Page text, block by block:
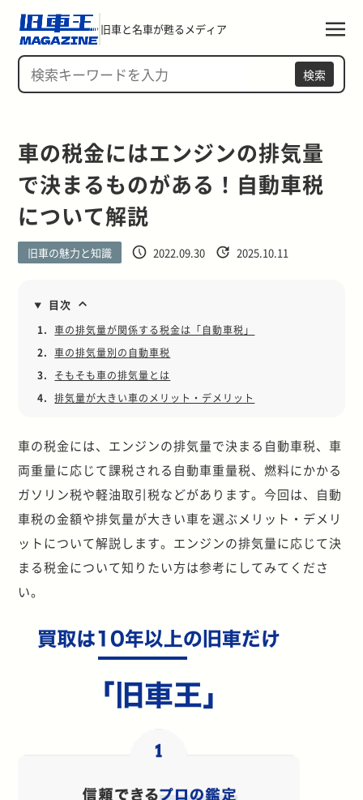
旧車と名車が甦るメディア
検索
車の税金にはエンジンの排気量
で決まるものがある！自動車税
について解説
旧車の魅力と知識 2022.09.30 2025.10.11
目次
1.
車の排気量が関係する税金は「自動車税」
2.
車の排気量別の自動車税
3.
そもそも車の排気量とは
4.
排気量が大きい車のメリット・デメリット
車の税金には、エンジンの排気量で決まる自動車税、車
両重量に応じて課税される自動車重量税、燃料にかかる
ガソリン税や軽油取引税などがあります。今回は、自動
車税の金額や排気量が大きい車を選ぶメリット・デメリ
ットについて解説します。エンジンの排気量に応じて決
まる税金について知りたい方は参考にしてみてくださ
い。